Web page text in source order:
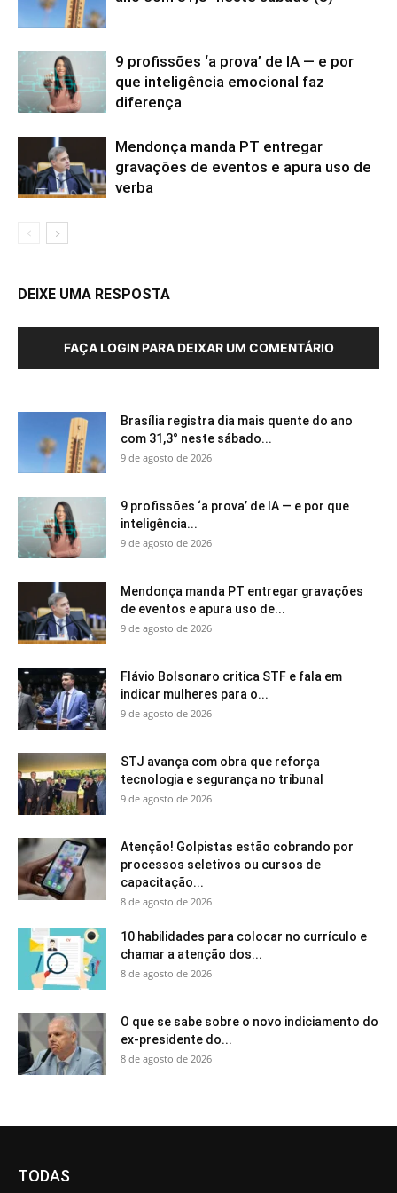
9 profissões ‘a prova’ de IA — e por
que inteligência emocional faz
diferença
Mendonça manda PT entregar
gravações de eventos e apura uso de
verba
DEIXE UMA RESPOSTA
FAÇA LOGIN PARA DEIXAR UM COMENTÁRIO
Brasília registra dia mais quente do ano
com 31,3° neste sábado...
9 de agosto de 2026
9 profissões ‘a prova’ de IA — e por que
inteligência...
9 de agosto de 2026
Mendonça manda PT entregar gravações
de eventos e apura uso de...
9 de agosto de 2026
Flávio Bolsonaro critica STF e fala em
indicar mulheres para o...
9 de agosto de 2026
STJ avança com obra que reforça
tecnologia e segurança no tribunal
9 de agosto de 2026
Atenção! Golpistas estão cobrando por
processos seletivos ou cursos de
capacitação...
8 de agosto de 2026
10 habilidades para colocar no currículo e
chamar a atenção dos...
8 de agosto de 2026
O que se sabe sobre o novo indiciamento do
ex-presidente do...
8 de agosto de 2026
TODAS